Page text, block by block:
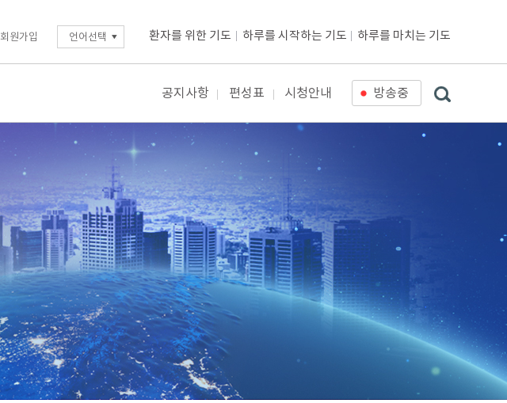
회원가입 언어선택 환자를 위한 기도 하루를 시작하는 기도 하루를 마치는 기도
공지사항 편성표 시청안내 방송중